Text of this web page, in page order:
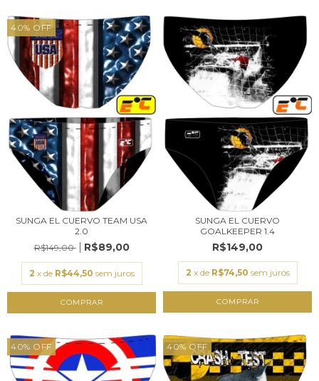
40% OFF
SUNGA EL CUERVO TEAM USA
2.0
R$149,00
R$89,00
2 x de R$44,50 sem juros
COMPRAR
SUNGA EL CUERVO
GOALKEEPER 1.4
R$149,00
2 x de R$74,50 sem juros
COMPRAR
40% OFF 40% OFF